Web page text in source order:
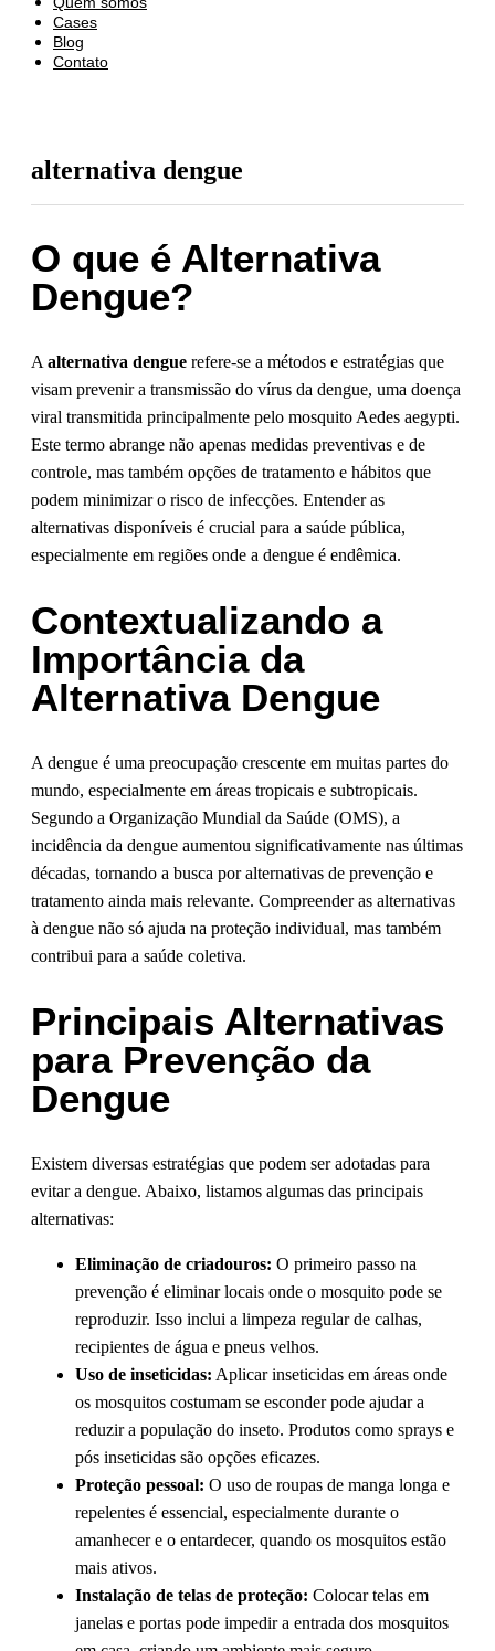
Cases
Blog
Contato
alternativa dengue
O que é Alternativa
Dengue?
A alternativa dengue refere-se a métodos e estratégias que
visam prevenir a transmissão do vírus da dengue, uma doença
viral transmitida principalmente pelo mosquito Aedes aegypti.
Este termo abrange não apenas medidas preventivas e de
controle, mas também opções de tratamento e hábitos que
podem minimizar o risco de infecções. Entender as
alternativas disponíveis é crucial para a saúde pública,
especialmente em regiões onde a dengue é endêmica.
Contextualizando a
Importância da
Alternativa Dengue
A dengue é uma preocupação crescente em muitas partes do
mundo, especialmente em áreas tropicais e subtropicais.
Segundo a Organização Mundial da Saúde (OMS), a
incidência da dengue aumentou significativamente nas últimas
décadas, tornando a busca por alternativas de prevenção e
tratamento ainda mais relevante. Compreender as alternativas
à dengue não só ajuda na proteção individual, mas também
contribui para a saúde coletiva.
Principais Alternativas
para Prevenção da
Dengue
Existem diversas estratégias que podem ser adotadas para
evitar a dengue. Abaixo, listamos algumas das principais
alternativas:
Eliminação de criadouros: O primeiro passo na
prevenção é eliminar locais onde o mosquito pode se
reproduzir. Isso inclui a limpeza regular de calhas,
recipientes de água e pneus velhos.
Uso de inseticidas: Aplicar inseticidas em áreas onde
os mosquitos costumam se esconder pode ajudar a
reduzir a população do inseto. Produtos como sprays e
pós inseticidas são opções eficazes.
Proteção pessoal: O uso de roupas de manga longa e
repelentes é essencial, especialmente durante o
amanhecer e o entardecer, quando os mosquitos estão
mais ativos.
Instalação de telas de proteção: Colocar telas em
janelas e portas pode impedir a entrada dos mosquitos